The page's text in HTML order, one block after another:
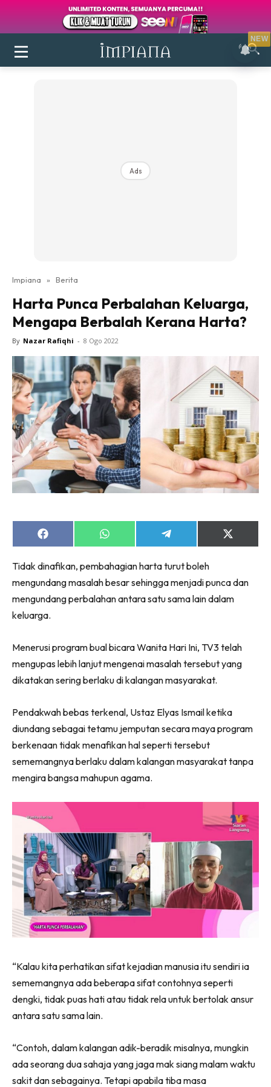
Login|Register
Ruang Makan
Ruang Tamu
Direktori
Interior Design
Landskap
DIY
Bilik Air
Bilik Tidur
Dapur
Ruang Makan
Make Over
Bilik Air
Ruang Makan
Ruang Tamu
Menarik Lagi
Casa Impiana
Destinasi
Hotel
Kafe
Ilham Impiana
Ilham Impiana 360
Ilham Impiana Inspirasi Selebriti
Impiana TV
Casa Impiana
Impiana MakeOver
Lahar Dekor
Sembang Dekor
Tip Impiana
Tip Laman
Ads
Impiana » Berita
Harta Punca Perbalahan Keluarga,
Mengapa Berbalah Kerana Harta?
By Nazar Rafiqhi - 8 Ogo 2022
Share
on
Share
on
Share
on
Share
on
Tidak dinafikan, pembahagian harta turut boleh
mengundang masalah besar sehingga menjadi punca dan
mengundang perbalahan antara satu sama lain dalam
keluarga.
Menerusi program bual bicara Wanita Hari Ini, TV3 telah
mengupas lebih lanjut mengenai masalah tersebut yang
dikatakan sering berlaku di kalangan masyarakat.
Pendakwah bebas terkenal, Ustaz Elyas Ismail ketika
diundang sebagai tetamu jemputan secara maya program
berkenaan tidak menafikan hal seperti tersebut
sememangnya berlaku dalam kalangan masyarakat tanpa
mengira bangsa mahupun agama.
“Kalau kita perhatikan sifat kejadian manusia itu sendiri ia
sememangnya ada beberapa sifat contohnya seperti
dengki, tidak puas hati atau tidak rela untuk bertolak ansur
antara satu sama lain.
“Contoh, dalam kalangan adik-beradik misalnya, mungkin
ada seorang dua sahaja yang jaga mak siang malam waktu
sakit dan sebagainya. Tetapi apabila tiba masa
NEW